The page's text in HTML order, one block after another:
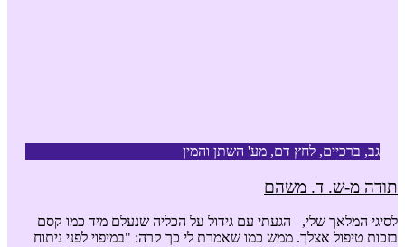
גב, ברכיים, לחץ דם, מע' השתן והמין
תודה מ-ש. ד. משהם
לסיגי המלאך שלי, הגעתי עם גידול על הכליה שנעלם מיד כמו קסם
בזכות טיפול אצלך. ממש כמו שאמרת לי כך קרה: "במיפוי לפני ניתוח